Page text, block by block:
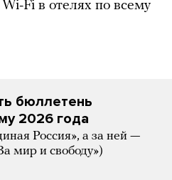
Fi в отелях по всему
бюллетень
2026 года
Россия», а за ней —
мир и свободу»)